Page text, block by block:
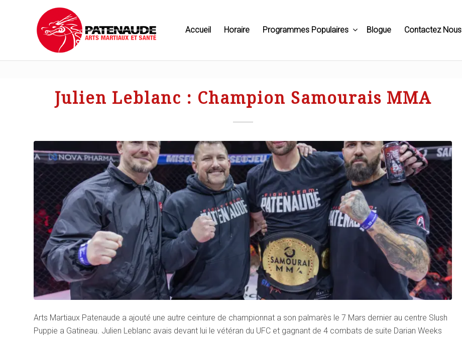
Accueil Horaire Programmes Populaires Blogue Contactez Nous
Julien Leblanc : Champion Samourais MMA
Arts Martiaux Patenaude a ajouté une autre ceinture de championnat a son palmarès le 7 Mars dernier au centre Slush
Puppie a Gatineau. Julien Leblanc avais devant lui le vétéran du UFC et gagnant de 4 combats de suite Darian Weeks